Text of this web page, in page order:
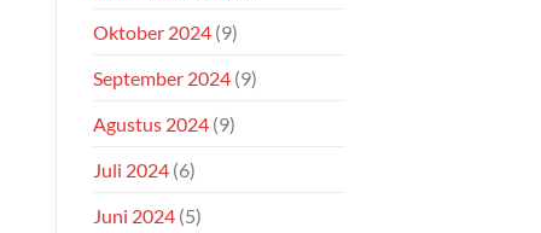
Oktober 2024 (9)
September 2024 (9)
Agustus 2024 (9)
Juli 2024 (6)
Juni 2024 (5)